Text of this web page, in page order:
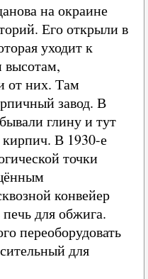
на окраине
Его открыли в
уходит к
от них. Там
завод. В
глину и тут
В 1930-е
точки
конвейер
для обжига.
переоборудовать
для